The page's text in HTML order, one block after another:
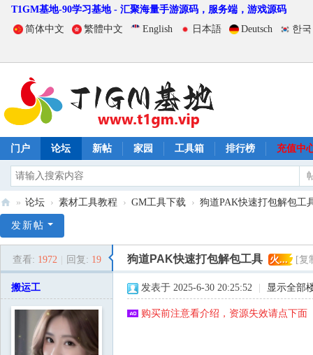
T1GM基地-90学习基地 - 汇聚海量手游源码，服务端，游戏源码
简体中文
繁體中文 English 日本語 Deutsch 한
门户 论坛 新帖 家园 工具箱 排行榜 充值中
1
» 论坛 › 素材工具教程 › GM工具下载 › 狗道PAK快速打包解包工
发新帖
查看: 1972 回复: 19 狗道PAK快速打包解包工具 火... [复
搬运工 发表于 2025-6-30 20:25:52 显示全部
购买前注意看介绍，资源失效请点下